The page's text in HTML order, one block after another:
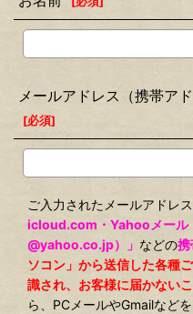
メールアドレス（携帯ア
[必須]
ご入力されたメールアドレ
icloud.com・Yahooメー
@yahoo.co.jp）」 などの携
ソコン」から送信した各種
識され、お客様に届かないこ
ら、PCメールやGmailなどを